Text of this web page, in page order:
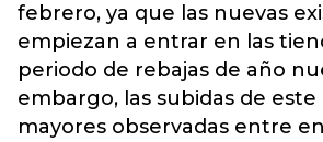
febrero, ya que las nuevas
empiezan a entrar en las
periodo de rebajas de año
embargo, las subidas de este
mayores observadas entre